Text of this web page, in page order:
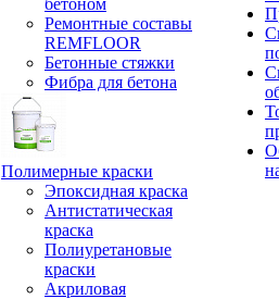
бетоном
Ремонтные составы
REMFLOOR
Бетонные стяжки
Фибра для бетона
Полимерные краски
Эпоксидная краска
Антистатическая
краска
Полиуретановые
краски
Акриловая